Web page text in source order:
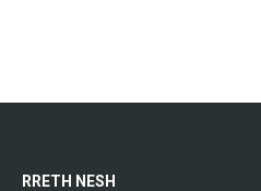
RRETH NESH